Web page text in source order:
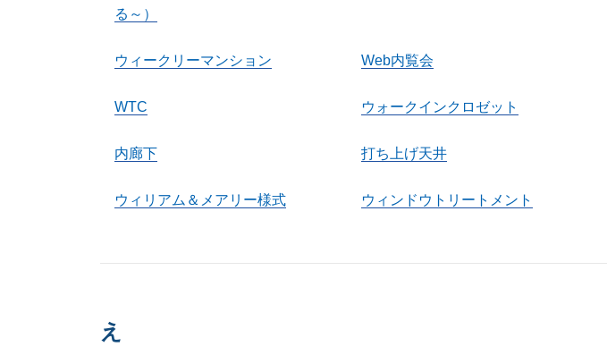
る～）
ウィークリーマンション Web内覧会
WTC ウォークインクロゼット
内廊下 打ち上げ天井
ウィリアム＆メアリー様式 ウィンドウトリートメント
え